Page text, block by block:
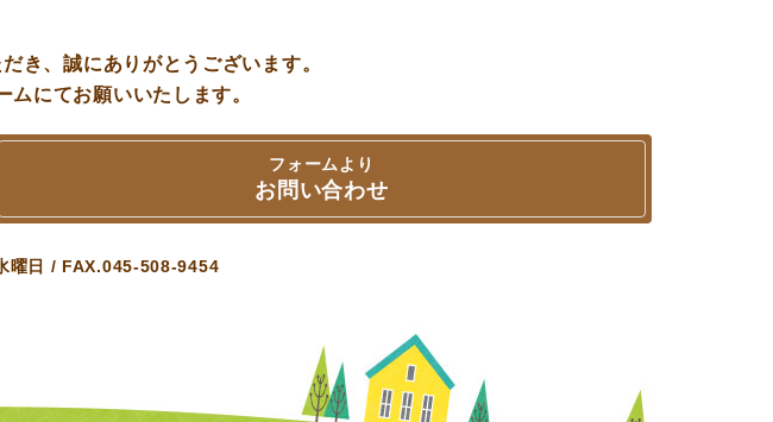
き、誠にありがとうございます。
にてお願いいたします。
フォームより
お問い合わせ
曜日 / FAX.045-508-9454